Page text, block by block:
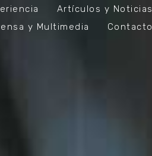
Artículos y Noticias
y Multimedia
Contacto